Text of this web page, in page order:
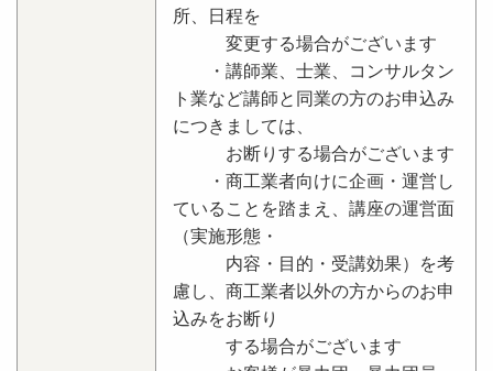
所、日程を
変更する場合がございます
・講師業、士業、コンサルタン
ト業など講師と同業の方のお申込み
につきましては、
お断りする場合がございます
・商工業者向けに企画・運営し
ていることを踏まえ、講座の運営面
（実施形態・
内容・目的・受講効果）を考
慮し、商工業者以外の方からのお申
込みをお断り
する場合がございます